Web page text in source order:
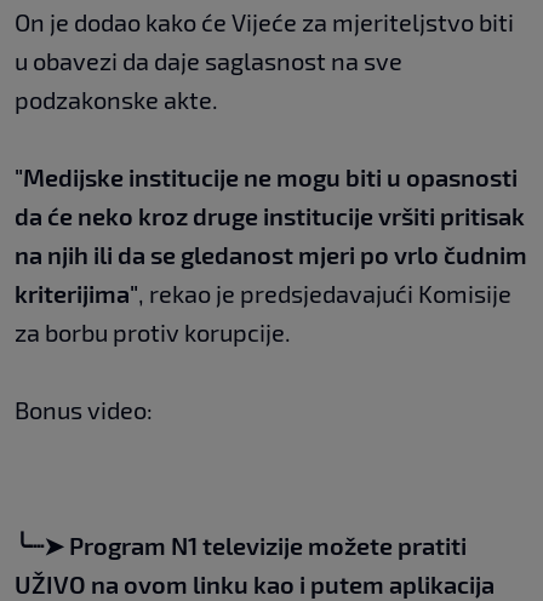
On je dodao kako će Vijeće za mjeriteljstvo biti
u obavezi da daje saglasnost na sve
podzakonske akte.
"Medijske institucije ne mogu biti u opasnosti
da će neko kroz druge institucije vršiti pritisak
na njih ili da se gledanost mjeri po vrlo čudnim
kriterijima", rekao je predsjedavajući Komisije
za borbu protiv korupcije.
Bonus video:
╰┈➤ Program N1 televizije možete pratiti
UŽIVO na ovom linku kao i putem aplikacija